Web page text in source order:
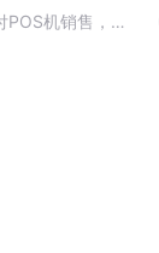
POS机销售，如